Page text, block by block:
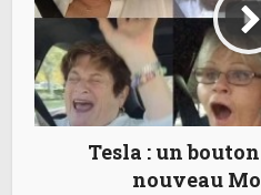
Tesla : un
nouveau